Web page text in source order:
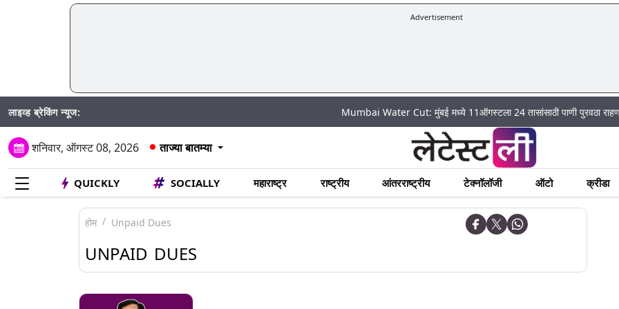
Advertisement
लाइव्ह ब्रेकिंग न्यूज: Mumbai Water Cut: मुंबई मध्ये 11ऑगस्टला 24 तासांसाठी पाणी पुरवठा राहणार बंद;
शनिवार, ऑगस्ट 08, 2026 ताज्या बातम्या
QUICKLY SOCIALLY महाराष्ट्र राष्ट्रीय आंतरराष्ट्रीय टेक्नॉलॉजी ऑटो क्रीडा
होम Unpaid Dues
UNPAID DUES